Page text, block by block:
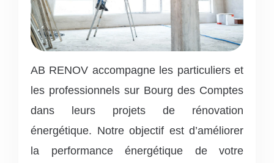
AB RENOV accompagne les particuliers et
les professionnels sur Bourg des Comptes
dans leurs projets de rénovation
énergétique. Notre objectif est d’améliorer
la performance énergétique de votre